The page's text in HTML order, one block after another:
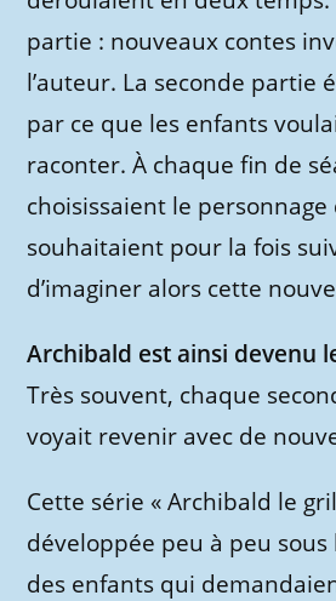
partie : nouveaux contes
l’auteur. La seconde partie
par ce que les enfants
raconter. À chaque fin de
choisissaient le personnage
souhaitaient pour la fois
d’imaginer alors cette
Archibald est ainsi devenu
Très souvent, chaque
voyait revenir avec de
Cette série « Archibald le
développée peu à peu sous
des enfants qui